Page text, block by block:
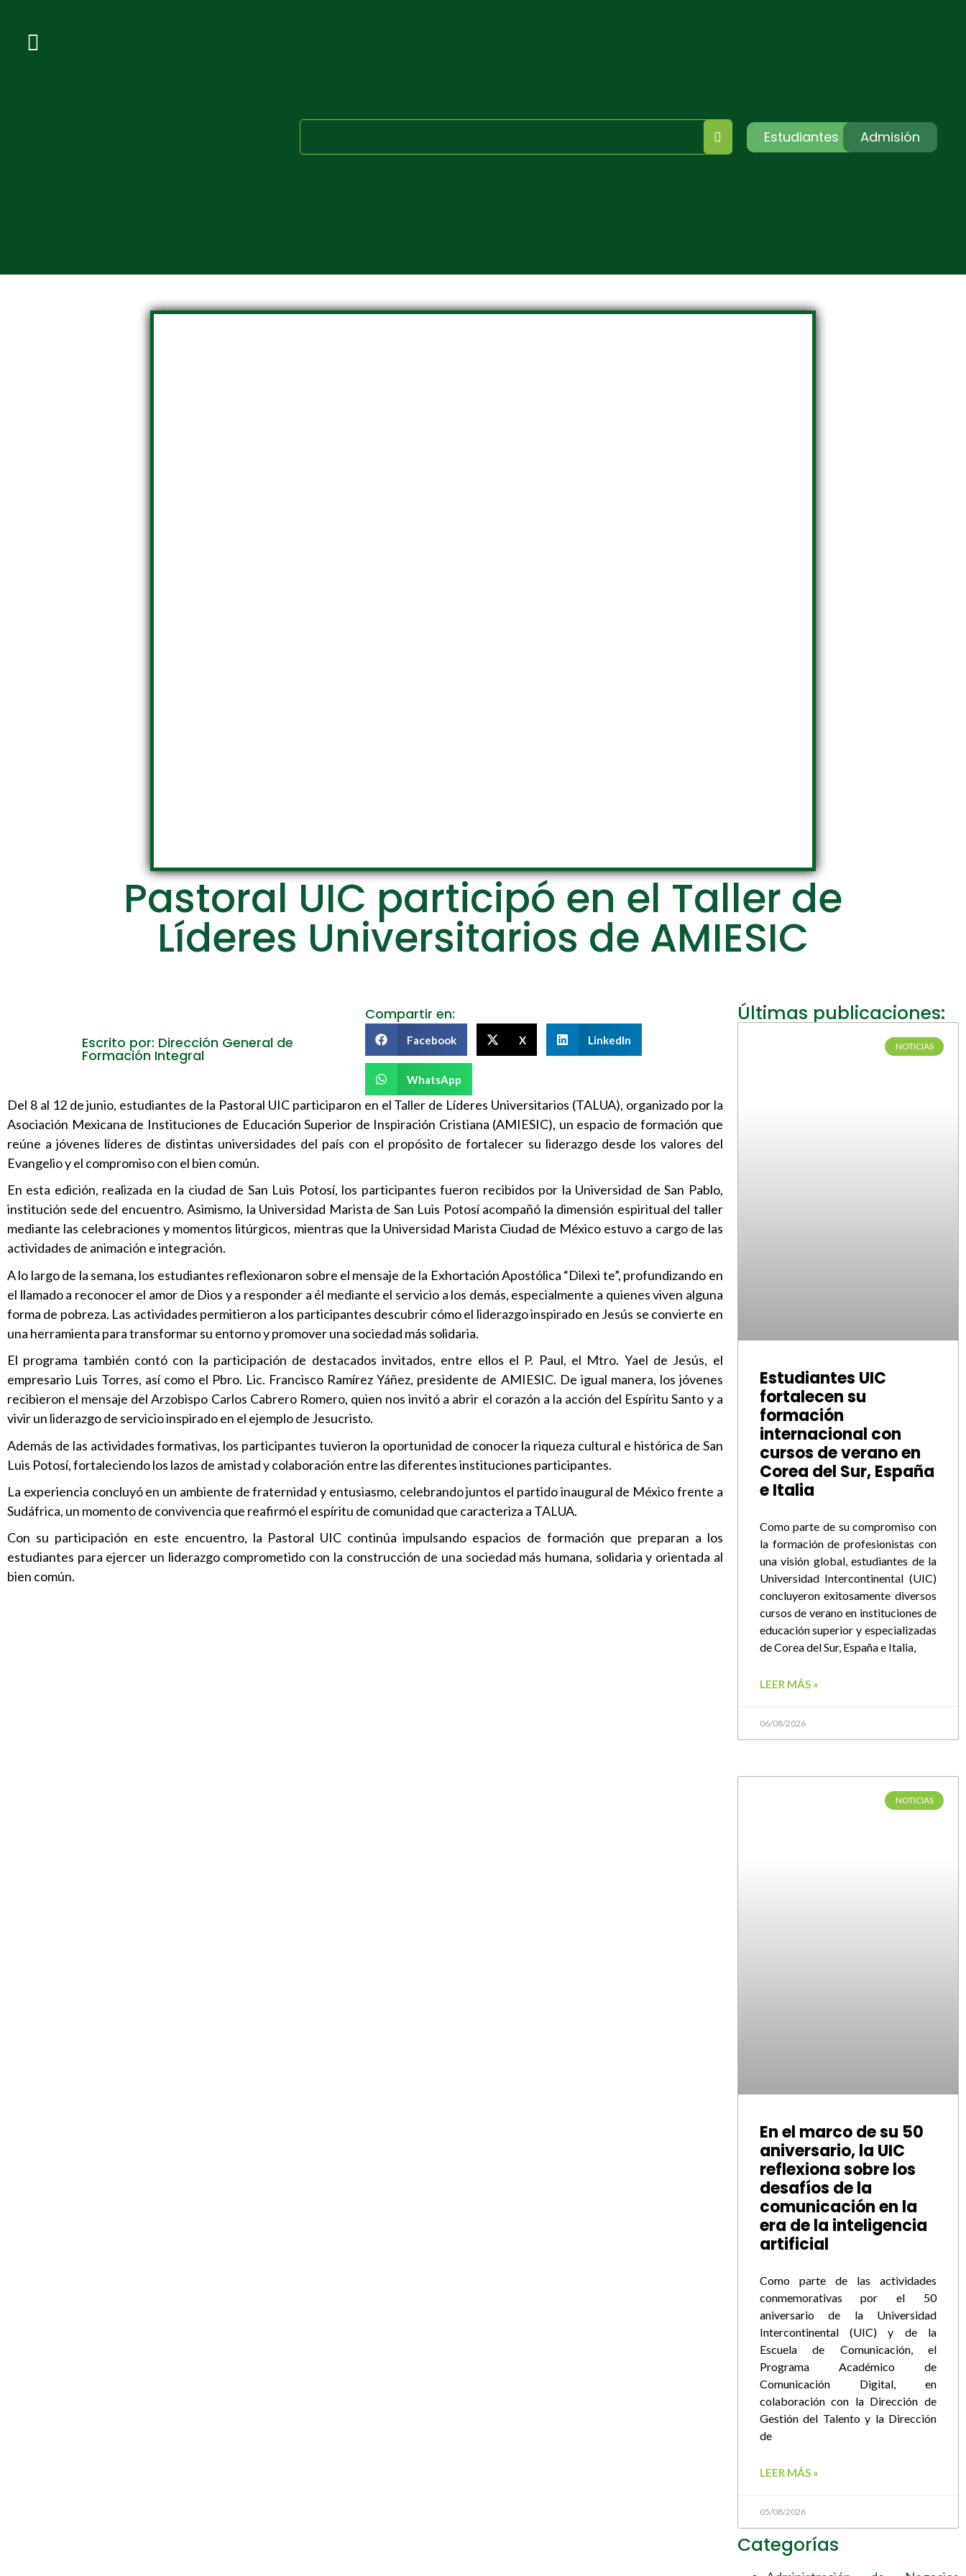
Estudiantes Admisión
Pastoral UIC participó en el Taller de
Líderes Universitarios de AMIESIC
Escrito por: Dirección General de
Formación Integral
Compartir en:
Facebook X LinkedIn
WhatsApp
Del 8 al 12 de junio, estudiantes de la Pastoral UIC participaron en el Taller de Líderes Universitarios (TALUA), organizado por la
Asociación Mexicana de Instituciones de Educación Superior de Inspiración Cristiana (AMIESIC), un espacio de formación que
reúne a jóvenes líderes de distintas universidades del país con el propósito de fortalecer su liderazgo desde los valores del
Evangelio y el compromiso con el bien común.
En esta edición, realizada en la ciudad de San Luis Potosí, los participantes fueron recibidos por la Universidad de San Pablo,
institución sede del encuentro. Asimismo, la Universidad Marista de San Luis Potosí acompañó la dimensión espiritual del taller
mediante las celebraciones y momentos litúrgicos, mientras que la Universidad Marista Ciudad de México estuvo a cargo de las
actividades de animación e integración.
A lo largo de la semana, los estudiantes reflexionaron sobre el mensaje de la Exhortación Apostólica “Dilexi te”, profundizando en
el llamado a reconocer el amor de Dios y a responder a él mediante el servicio a los demás, especialmente a quienes viven alguna
forma de pobreza. Las actividades permitieron a los participantes descubrir cómo el liderazgo inspirado en Jesús se convierte en
una herramienta para transformar su entorno y promover una sociedad más solidaria.
El programa también contó con la participación de destacados invitados, entre ellos el P. Paul, el Mtro. Yael de Jesús, el
empresario Luis Torres, así como el Pbro. Lic. Francisco Ramírez Yáñez, presidente de AMIESIC. De igual manera, los jóvenes
recibieron el mensaje del Arzobispo Carlos Cabrero Romero, quien nos invitó a abrir el corazón a la acción del Espíritu Santo y a
vivir un liderazgo de servicio inspirado en el ejemplo de Jesucristo.
Además de las actividades formativas, los participantes tuvieron la oportunidad de conocer la riqueza cultural e histórica de San
Luis Potosí, fortaleciendo los lazos de amistad y colaboración entre las diferentes instituciones participantes.
La experiencia concluyó en un ambiente de fraternidad y entusiasmo, celebrando juntos el partido inaugural de México frente a
Sudáfrica, un momento de convivencia que reafirmó el espíritu de comunidad que caracteriza a TALUA.
Con su participación en este encuentro, la Pastoral UIC continúa impulsando espacios de formación que preparan a los
estudiantes para ejercer un liderazgo comprometido con la construcción de una sociedad más humana, solidaria y orientada al
bien común.
Últimas publicaciones:
NOTICIAS
Estudiantes UIC
fortalecen su
formación
internacional con
cursos de verano en
Corea del Sur, España
e Italia
Como parte de su compromiso con
la formación de profesionistas con
una visión global, estudiantes de la
Universidad Intercontinental (UIC)
concluyeron exitosamente diversos
cursos de verano en instituciones de
educación superior y especializadas
de Corea del Sur, España e Italia,
LEER MÁS »
06/08/2026
NOTICIAS
En el marco de su 50
aniversario, la UIC
reflexiona sobre los
desafíos de la
comunicación en la
era de la inteligencia
artificial
Como parte de las actividades
conmemorativas por el 50
aniversario de la Universidad
Intercontinental (UIC) y de la
Escuela de Comunicación, el
Programa Académico de
Comunicación Digital, en
colaboración con la Dirección de
Gestión del Talento y la Dirección
de
LEER MÁS »
05/08/2026
Categorías